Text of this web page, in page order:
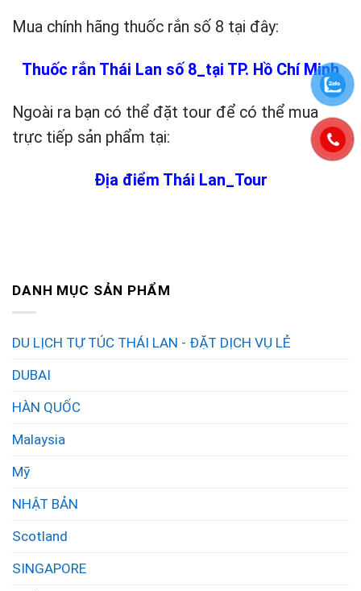
Mua chính hãng thuốc rắn số 8 tại đây:
Thuốc rắn Thái Lan số 8_tại TP. Hồ Chí Minh
Ngoài ra bạn có thể đặt tour để có thể mua
trực tiếp sản phẩm tại:
Địa điểm Thái Lan_Tour
DANH MỤC SẢN PHẨM
DU LỊCH TỰ TÚC THÁI LAN - ĐẶT DỊCH VỤ LẺ
DUBAI
HÀN QUỐC
Malaysia
Mỹ
NHẬT BẢN
Scotland
SINGAPORE